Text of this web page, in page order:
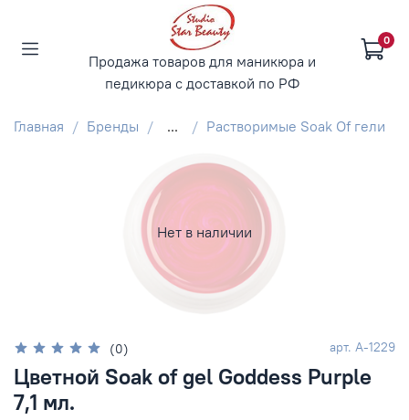
Продажа товаров для маникюра и
педикюра с доставкой по РФ
0
Главная Бренды ... Растворимые Soak Of гели
Нет в наличии
(0) арт. А-1229
Цветной Soak of gel Goddess Purple
7,1 мл.